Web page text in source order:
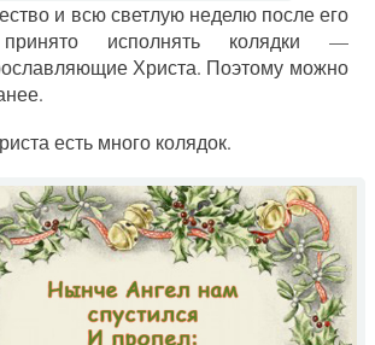
и всю светлую неделю после его
принято исполнять колядки —
Христа. Поэтому можно
есть много колядок.